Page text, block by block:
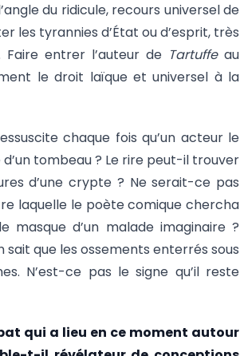
du ridicule, recours universel de
les tyrannies d’État ou d’esprit, très
Faire entrer l’auteur de Tartuffeau
le droit laïque et universel à la
chaque fois qu’un acteur le
tombeau ? Le rire peut-il trouver
d’une crypte ? Ne serait-ce pas
laquelle le poète comique chercha
masque d’un malade imaginaire ?
que les ossements enterrés sous
N’est-ce pas le signe qu’il reste
qui a lieu en ce moment autour